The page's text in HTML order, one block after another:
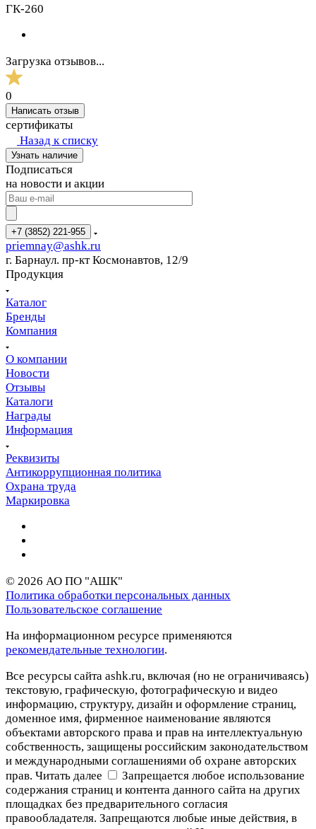
ГК-260
Загрузка отзывов...
0
Написать отзыв
сертификаты
Назад к списку
Узнать наличие
Подписаться
на новости и акции
+7 (3852) 221-955
priemnay@ashk.ru
г. Барнаул. пр-кт Космонавтов, 12/9
Продукция
Каталог
Бренды
Компания
О компании
Новости
Отзывы
Каталоги
Награды
Информация
Реквизиты
Антикоррупционная политика
Охрана труда
Маркировка
© 2026 АО ПО "АШК"
Политика обработки персональных данных
Пользовательское соглашение
На информационном ресурсе применяются
рекомендательные технологии.
Все ресурсы сайта ashk.ru, включая (но не ограничиваясь)
текстовую, графическую, фотографическую и видео
информацию, структуру, дизайн и оформление страниц,
доменное имя, фирменное наименование являются
объектами авторского права и прав на интеллектуальную
собственность, защищены российским законодательством
и международными соглашениями об охране авторских
прав. Читать далее
Запрещается любое использование
содержания страниц и контента данного сайта на других
площадках без предварительного согласия
правообладателя. Запрещаются любые иные действия, в